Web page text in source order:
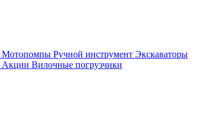
Мотопомпы Ручной инструмент Экскаваторы
Акции Вилочные погрузчики